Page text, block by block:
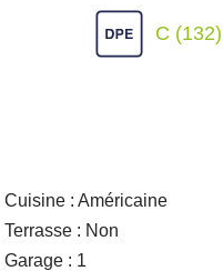
C (132)
Cuisine : Américaine
Terrasse : Non
Garage : 1